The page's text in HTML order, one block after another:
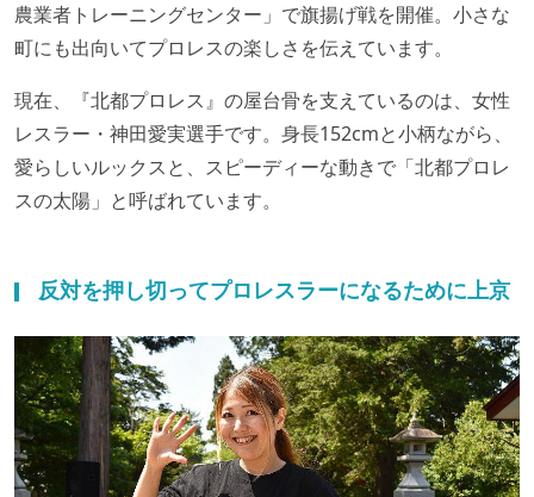
農業者トレーニングセンター」で旗揚げ戦を開催。小さな
町にも出向いてプロレスの楽しさを伝えています。
現在、『北都プロレス』の屋台骨を支えているのは、女性
レスラー・神田愛実選手です。身長152cmと小柄ながら、
愛らしいルックスと、スピーディーな動きで「北都プロレ
スの太陽」と呼ばれています。
反対を押し切ってプロレスラーになるために上京